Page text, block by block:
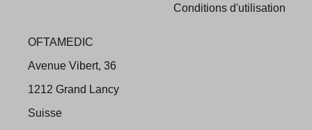
Conditions d'utilisation
OFTAMEDIC
Avenue Vibert, 36
1212 Grand Lancy
Suisse